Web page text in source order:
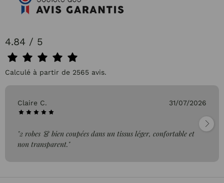
4.84 / 5
Calculé à partir de 2565 avis.
Claire C. 31/07/2026
"2 robes 👗 bien coupées dans un tissus léger, confortable et
non transparent."